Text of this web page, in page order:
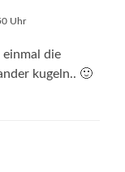
Uhr
die
kugeln.. 🙂